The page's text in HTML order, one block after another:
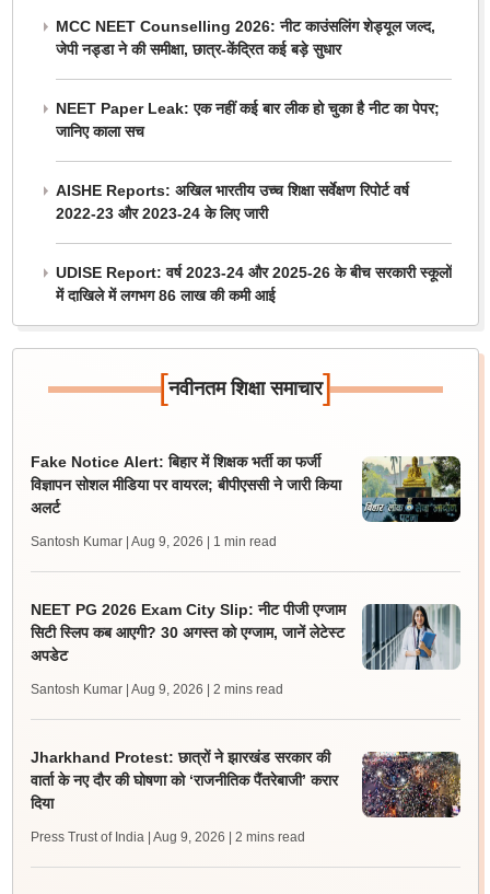
MCC NEET Counselling 2026: नीट काउंसलिंग शेड्यूल जल्द,
जेपी नड्डा ने की समीक्षा, छात्र-केंद्रित कई बड़े सुधार
NEET Paper Leak: एक नहीं कई बार लीक हो चुका है नीट का पेपर;
जानिए काला सच
AISHE Reports: अखिल भारतीय उच्च शिक्षा सर्वेक्षण रिपोर्ट वर्ष
2022-23 और 2023-24 के लिए जारी
UDISE Report: वर्ष 2023-24 और 2025-26 के बीच सरकारी स्कूलों
में दाखिले में लगभग 86 लाख की कमी आई
[नवीनतम शिक्षा समाचार]
Fake Notice Alert: बिहार में शिक्षक भर्ती का फर्जी
विज्ञापन सोशल मीडिया पर वायरल; बीपीएससी ने जारी किया
अलर्ट
Santosh Kumar | Aug 9, 2026 | 1 min read
NEET PG 2026 Exam City Slip: नीट पीजी एग्जाम
सिटी स्लिप कब आएगी? 30 अगस्त को एग्जाम, जानें लेटेस्ट
अपडेट
Santosh Kumar | Aug 9, 2026 | 2 mins read
Jharkhand Protest: छात्रों ने झारखंड सरकार की
वार्ता के नए दौर की घोषणा को ‘राजनीतिक पैंतरेबाजी’ करार
दिया
Press Trust of India | Aug 9, 2026 | 2 mins read